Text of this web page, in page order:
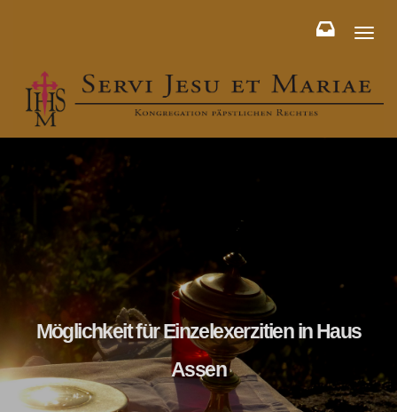
Toggle
Möglichkeit für Einzelexerzitien in Haus
Assen